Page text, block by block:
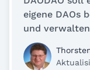
eigene DAOs
und